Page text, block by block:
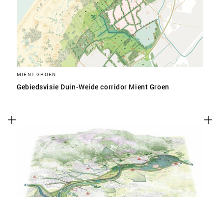
MIENT GROEN
Gebiedsvisie Duin-Weide corridor Mient Groen